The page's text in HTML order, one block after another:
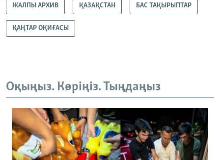
ЖАЛПЫ АРХИВ ҚАЗАҚСТАН БАС ТАҚЫРЫПТАР
ҚАҢТАР ОҚИҒАСЫ
Оқыңыз. Көріңіз. Тыңдаңыз